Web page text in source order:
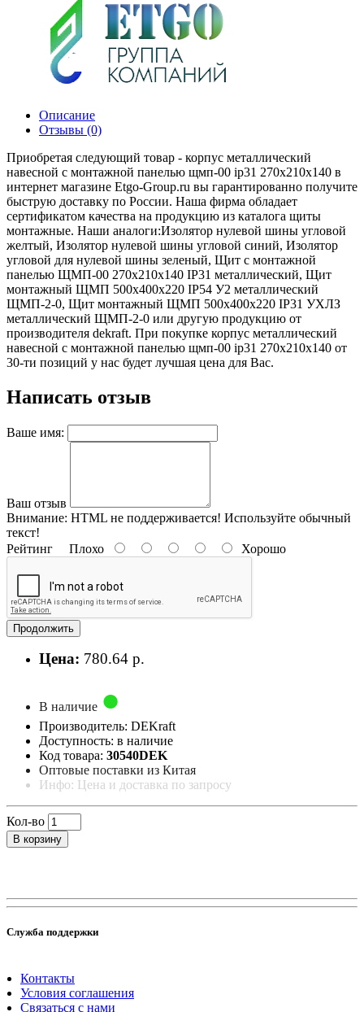
Описание
Отзывы (0)
Приобретая следующий товар - корпус металлический
навесной с монтажной панелью щмп-00 ip31 270х210х140 в
интернет магазине Etgo-Group.ru вы гарантированно получите
быструю доставку по России. Наша фирма обладает
сертификатом качества на продукцию из каталога щиты
монтажные. Наши аналоги:Изолятор нулевой шины угловой
желтый, Изолятор нулевой шины угловой синий, Изолятор
угловой для нулевой шины зеленый, Щит с монтажной
панелью ЩМП-00 270х210х140 IP31 металлический, Щит
монтажный ЩМП 500х400х220 IP54 У2 металлический
ЩМП-2-0, Щит монтажный ЩМП 500х400х220 IP31 УХЛЗ
металлический ЩМП-2-0 или другую продукцию от
производителя dekraft. При покупке корпус металлический
навесной с монтажной панелью щмп-00 ip31 270х210х140 от
30-ти позиций у нас будет лучшая цена для Вас.
Написать отзыв
Ваше имя:
Ваш отзыв
Внимание: HTML не поддерживается! Используйте обычный
текст!
Рейтинг Плохо Хорошо
Продолжить
Цена: 780.64 р.
В наличие
Производитель: DEKraft
Доступность: в наличие
Код товара: 30540DEK
Оптовые поставки из Китая
Инфо: Цена и доставка по запросу
Кол-во
В корзину
Служба поддержки
Контакты
Условия соглашения
Связаться с нами